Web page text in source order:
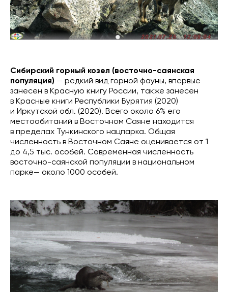
Сибирский горный козел (восточно-саянская
популяция) — редкий вид горной фауны, впервые
занесен в Красную книгу России, также занесен
в Красные книги Республики Бурятия (2020)
и Иркутской обл. (2020). Всего около 6% его
местообитаний в Восточном Саяне находится
в пределах Тункинского нацпарка. Общая
численность в Восточном Саяне оценивается от 1
до 4,5 тыс. особей. Современная численность
восточно-саянской популяции в национальном
парке— около 1000 особей.